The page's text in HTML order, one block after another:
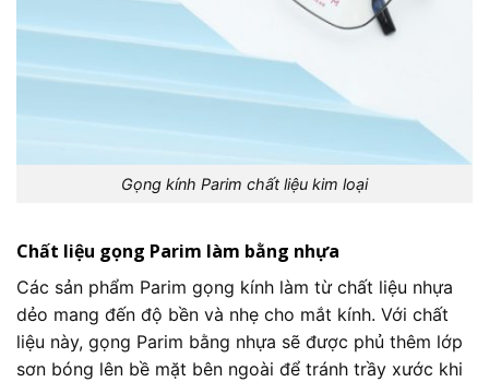
Gọng kính Parim chất liệu kim loại
Chất liệu gọng Parim làm bằng nhựa
Các sản phẩm Parim gọng kính làm từ chất liệu nhựa
dẻo mang đến độ bền và nhẹ cho mắt kính. Với chất
liệu này, gọng Parim bằng nhựa sẽ được phủ thêm lớp
sơn bóng lên bề mặt bên ngoài để tránh trầy xước khi